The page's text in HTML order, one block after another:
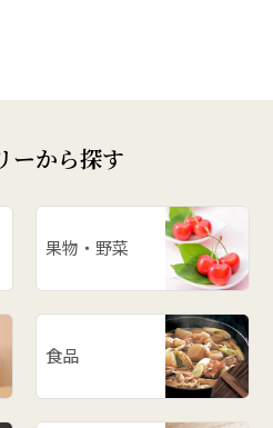
ーから探す
果物・野菜
食品